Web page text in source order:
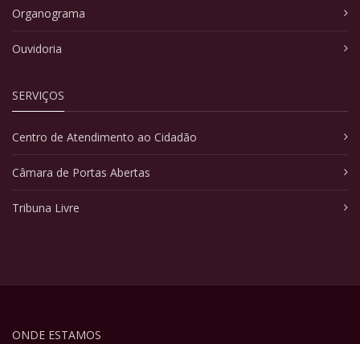
Organograma
Ouvidoria
SERVIÇOS
Centro de Atendimento ao Cidadão
Câmara de Portas Abertas
Tribuna Livre
ONDE ESTAMOS